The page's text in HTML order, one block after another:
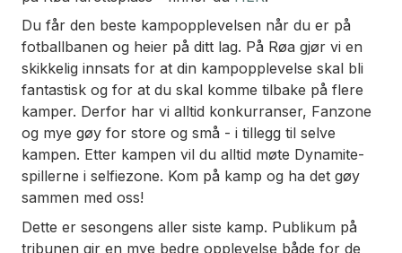
Du får den beste kampopplevelsen når du er på
fotballbanen og heier på ditt lag. På Røa gjør vi en
skikkelig innsats for at din kampopplevelse skal bli
fantastisk og for at du skal komme tilbake på flere
kamper. Derfor har vi alltid konkurranser, Fanzone
og mye gøy for store og små - i tillegg til selve
kampen. Etter kampen vil du alltid møte Dynamite-
spillerne i selfiezone. Kom på kamp og ha det gøy
sammen med oss!
Dette er sesongens aller siste kamp. Publikum på
tribunen gir en mye bedre opplevelse både for de